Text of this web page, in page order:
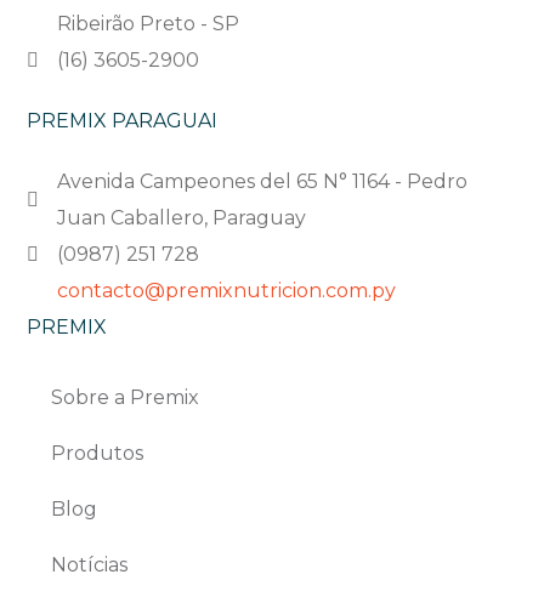
Ribeirão Preto - SP
(16) 3605-2900
PREMIX PARAGUAI
Avenida Campeones del 65 N° 1164 - Pedro
Juan Caballero, Paraguay
(0987) 251 728
contacto@premixnutricion.com.py
PREMIX
Sobre a Premix
Produtos
Blog
Notícias